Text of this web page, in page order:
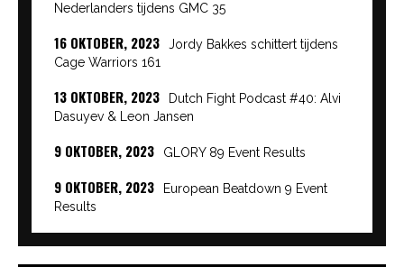
Nederlanders tijdens GMC 35
16 OKTOBER, 2023
Jordy Bakkes schittert tijdens
Cage Warriors 161
13 OKTOBER, 2023
Dutch Fight Podcast #40: Alvi
Dasuyev & Leon Jansen
9 OKTOBER, 2023 GLORY 89 Event Results
9 OKTOBER, 2023
European Beatdown 9 Event
Results